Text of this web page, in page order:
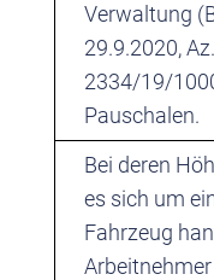
Verwaltung
29.9.2020,
2334/19/
Pauschalen.
Bei deren
es sich um
Fahrzeug